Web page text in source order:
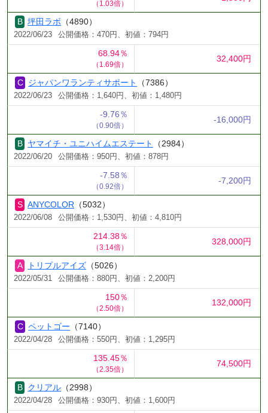
（1.03倍）
坪田ラボ （4890）
2022/06/23 公開価格：470円、初値：794円
68.94％
（1.69倍）
32,400円
ジャパンワランティサポート （7386）
2022/06/23 公開価格：1,640円、初値：1,480円
-9.76％
（0.90倍）
-16,000円
ヤマイチ・ユニハイムエステート （2984）
2022/06/20 公開価格：950円、初値：878円
-7.58％
（0.92倍）
-7,200円
ANYCOLOR （5032）
2022/06/08 公開価格：1,530円、初値：4,810円
214.38％
（3.14倍）
328,000円
トリプルアイズ （5026）
2022/05/31 公開価格：880円、初値：2,200円
150％
（2.50倍）
132,000円
ペットゴー （7140）
2022/04/28 公開価格：550円、初値：1,295円
135.45％
（2.35倍）
74,500円
クリアル （2998）
2022/04/28 公開価格：930円、初値：1,600円